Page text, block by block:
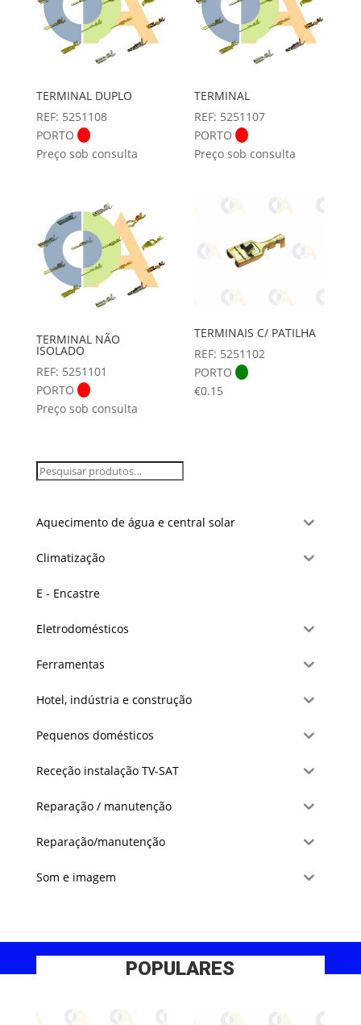
TERMINAL DUPLO
REF: 5251108
PORTO
Preço sob consulta
TERMINAL
REF: 5251107
PORTO
Preço sob consulta
TERMINAL NÃO
ISOLADO
REF: 5251101
PORTO
Preço sob consulta
TERMINAIS C/ PATILHA
REF: 5251102
PORTO
€0.15
Aquecimento de água e central solar
Climatização
E - Encastre
Eletrodomésticos
Ferramentas
Hotel, indústria e construção
Pequenos domésticos
Receção instalação TV-SAT
Reparação / manutenção
Reparação/manutenção
Som e imagem
POPULARES